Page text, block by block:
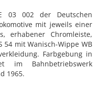
03 002 der Deutschen
mit jeweils einer
erhabener Chromleiste,
54 mit Wanisch-Wippe WB
Farbgebung in
im Bahnbetriebswerk
1965.